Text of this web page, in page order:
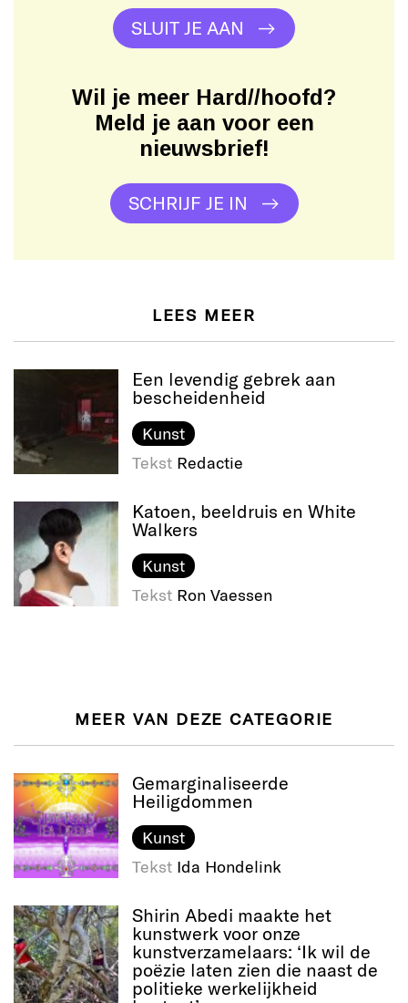
SLUIT JE AAN
Wil je meer Hard//hoofd?
Meld je aan voor een
nieuwsbrief!
SCHRIJF JE IN
LEES MEER
Een levendig gebrek aan
bescheidenheid
Kunst
Tekst Redactie
Katoen, beeldruis en White
Walkers
Kunst
Tekst Ron Vaessen
MEER VAN DEZE CATEGORIE
Gemarginaliseerde
Heiligdommen
Kunst
Tekst Ida Hondelink
Shirin Abedi maakte het
kunstwerk voor onze
kunstverzamelaars: ‘Ik wil de
poëzie laten zien die naast de
politieke werkelijkheid